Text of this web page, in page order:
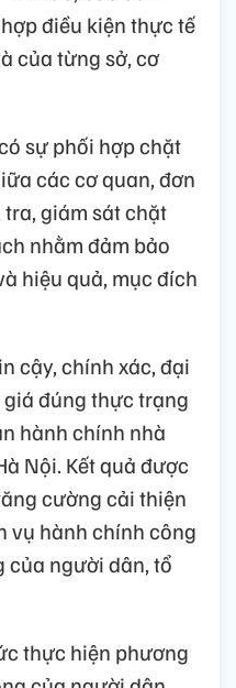
điều kiện thực tế
của từng sở, cơ
sự phối hợp chặt
các cơ quan, đơn
giám sát chặt
nhằm đảm bảo
hiệu quả, mục đích
cậy, chính xác, đại
đúng thực trạng
hành chính nhà
Nội. Kết quả được
cường cải thiện
vụ hành chính công
của người dân, tổ
thực hiện phương